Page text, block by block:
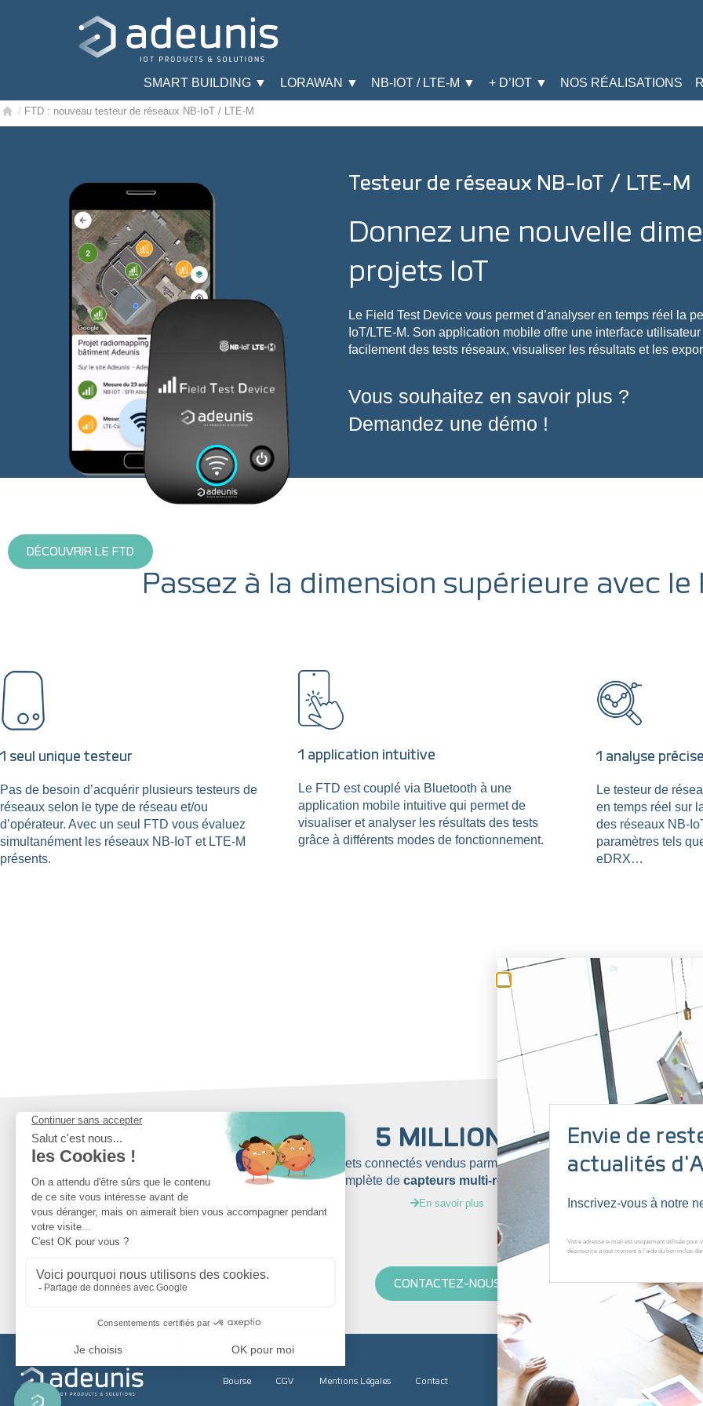
SMART BUILDING ▼ LORAWAN ▼ NB-IOT / LTE-M ▼ + D’IOT ▼ NOS RÉALISATIONS
/ FTD : nouveau testeur de réseaux NB-IoT / LTE-M
DÉCOUVRIR LE FTD
Testeur de réseaux NB-IoT / LTE-M
Donnez une nouvelle
projets IoT
Le Field Test Device vous permet d’analyser en temps réel la
IoT/LTE-M. Son application mobile offre une interface
facilement des tests réseaux, visualiser les résultats et les
Vous souhaitez en savoir plus ?
Demandez une démo !
Passez à la dimension supérieure avec le
1 seul unique testeur
Pas de besoin d’acquérir plusieurs testeurs de
réseaux selon le type de réseau et/ou
d’opérateur. Avec un seul FTD vous évaluez
simultanément les réseaux NB-IoT et LTE-M
présents.
1 application intuitive
Le FTD est couplé via Bluetooth à une
application mobile intuitive qui permet de
visualiser et analyser les résultats des tests
grâce à différents modes de fonctionnement.
1 analyse
Le testeur de
en temps réel sur
des réseaux NB-
paramètres tels
eDRX…
20 ANS
d’expertise pour vous accompagner, du
diagnostic à la mise en œuvre devotre solution
En savoir plus
5 MILLIONS
d’objets connectés vendus parmi notre gamme
complète decapteurs multi-réseaux IoT
En savoir plus
pour
CONTACTEZ-NOUS
Bourse CGV Mentions Légales Contact
Restez informé et recevez nos actualités !
Envie de
actualités
Inscrivez-vous à notre
Votre adresse e-mail est uniquement utilisée pour
désinscrire à tout moment à l’aide du lien inclus